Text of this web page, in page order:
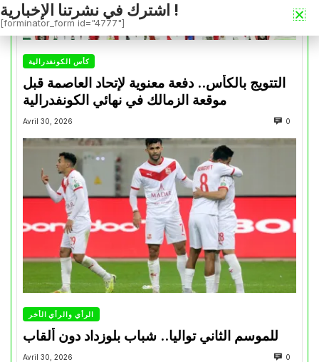
كأس الكونفدرالية
التتويج بالكأس.. دفعة معنوية لإتحاد العاصمة قبل
موقعة الزمالك في نهائي الكونفدرالية
Avril 30, 2026 0
الرأي والرأي الأخر
للموسم الثاني تواليا.. شباب بلوزداد دون ألقاب
Avril 30, 2026 0
اشترك في نشرتنا الإخبارية !
[forminator_form id="4777"]